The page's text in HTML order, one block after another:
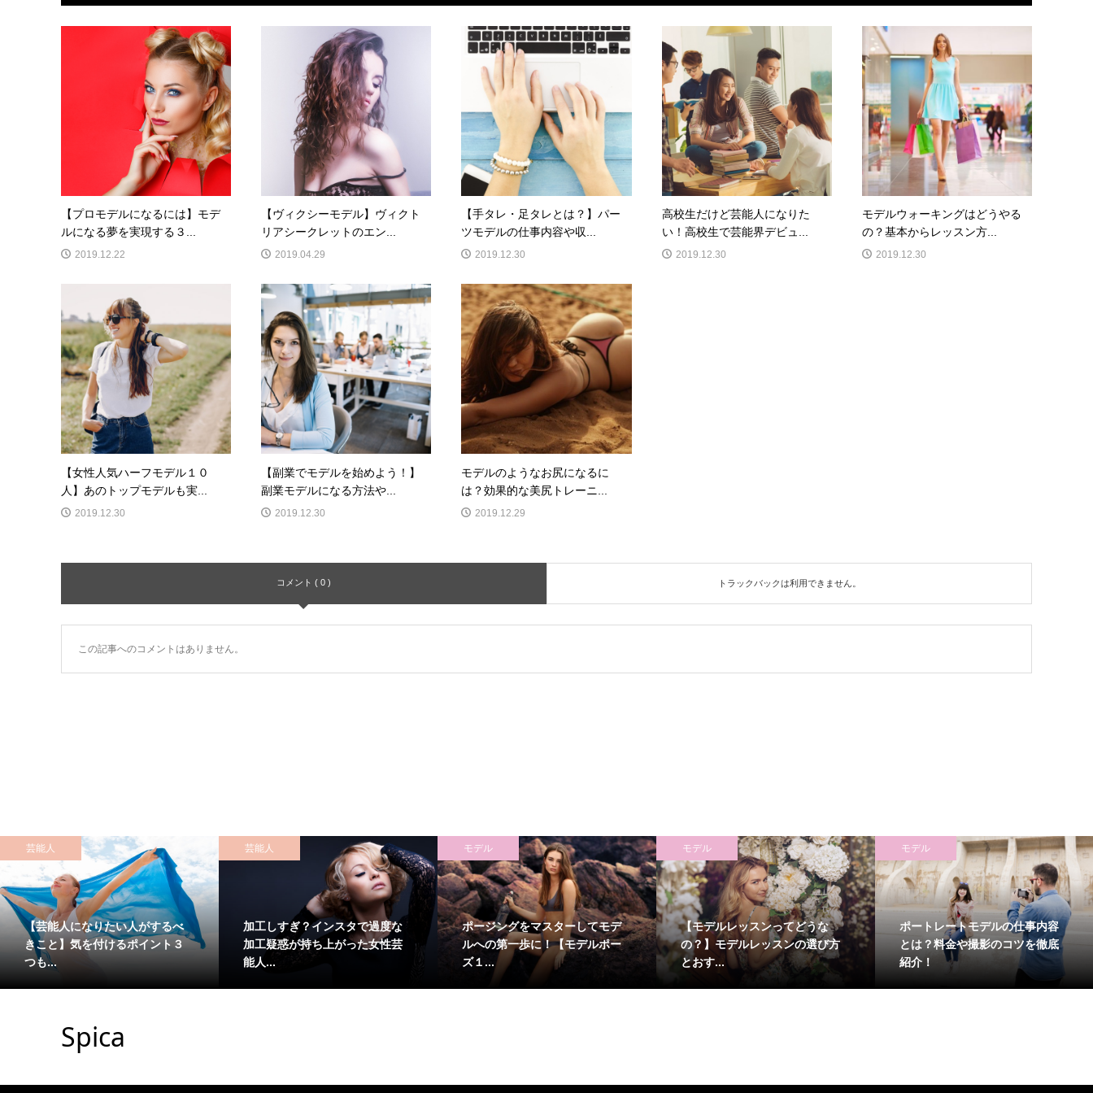
【プロモデルになるには】モデ
ルになる夢を実現する３...
2019.12.22
【ヴィクシーモデル】ヴィクト
リアシークレットのエン...
2019.04.29
【手タレ・足タレとは？】パー
ツモデルの仕事内容や収...
2019.12.30
高校生だけど芸能人になりた
い！高校生で芸能界デビュ...
2019.12.30
モデルウォーキングはどうやる
の？基本からレッスン方...
2019.12.30
【女性人気ハーフモデル１０
人】あのトップモデルも実...
2019.12.30
【副業でモデルを始めよう！】
副業モデルになる方法や...
2019.12.30
モデルのようなお尻になるに
は？効果的な美尻トレーニ...
2019.12.29
コメント ( 0 ) トラックバックは利用できません。
この記事へのコメントはありません。
芸能人
【芸能人になりたい人がするべ
きこと】気を付けるポイント３
つも...
芸能人
加工しすぎ？インスタで過度な
加工疑惑が持ち上がった女性芸
能人...
モデル
ポージングをマスターしてモデ
ルへの第一歩に！【モデルポー
ズ１...
モデル
【モデルレッスンってどうな
の？】モデルレッスンの選び方
とおす...
モデル
ポートレートモデルの仕事内容
とは？料金や撮影のコツを徹底
紹介！
Spica